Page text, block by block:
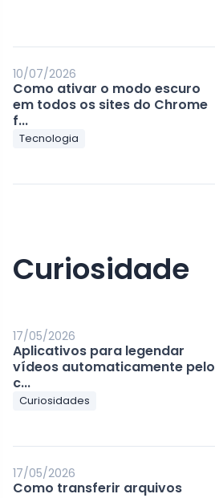
10/07/2026
Como ativar o modo escuro
em todos os sites do Chrome
f...
Tecnologia
Curiosidade
17/05/2026
Aplicativos para legendar
vídeos automaticamente pelo
c...
Curiosidades
17/05/2026
Como transferir arquivos